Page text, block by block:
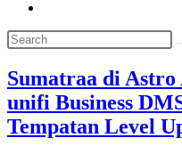
search
Sumatraa di Astro
unifi Business
Tempatan Level